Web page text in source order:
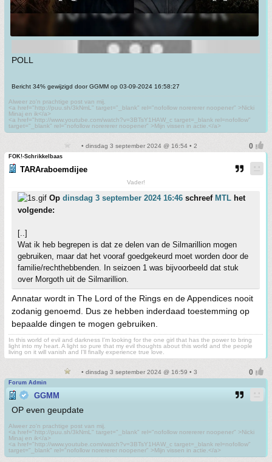
POLL
Bericht 34% gewijzigd door GGMM op 03-09-2024 16:58:27
Alweer zo'n prachtige post van mij.
<a href="http://puu.sh/3kNmL" target="_blank" rel="nofollow norererer noopener" >Nicki
Minaj en ik</a>
<a href="http://www.youtube.com/watch?v=3BTsY1HAW_c target=_blank rel=nofollow"
target="_blank" rel="nofollow norererer noopener" >Mijn vissen in actie.</a>
• dinsdag 3 september 2024 @ 16:54 • 2
FOK!-Schrikkelbaas
TARAraboemdijee
Vader!
Op dinsdag 3 september 2024 16:46 schreef MTL het
volgende:
[..]
Wat ik heb begrepen is dat ze delen van de Silmarillion mogen
gebruiken, maar dat het vooraf goedgekeurd moet worden door de
familie/rechthebbenden. In seizoen 1 was bijvoorbeeld dat stuk
over Morgoth uit de Silmarillion.
Annatar wordt in The Lord of the Rings en de Appendices nooit
zodanig genoemd. Dus ze hebben inderdaad toestemming op
bepaalde dingen te mogen gebruiken.
In this world of evil and darkness I'm looking for the one girl that has the power to bring
light into my heart. A light so pure that my evil thoughts about this world and the people
living on it will vanish and I'll finally experience true love.
• dinsdag 3 september 2024 @ 16:59 • 3
Forum Admin
GGMM
OP even geupdate
Alweer zo'n prachtige post van mij.
<a href="http://puu.sh/3kNmL" target="_blank" rel="nofollow norererer noopener" >Nicki
Minaj en ik</a>
<a href="http://www.youtube.com/watch?v=3BTsY1HAW_c target=_blank rel=nofollow"
target="_blank" rel="nofollow norererer noopener" >Mijn vissen in actie.</a>